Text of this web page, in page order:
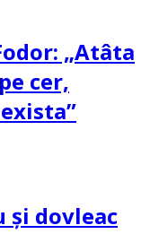
„Atâta
cer,
și dovleac